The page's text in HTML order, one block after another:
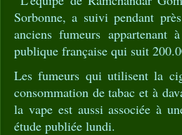
Sorbonne, a suivi pendant
anciens fumeurs appartenant
publique française qui suit
Les fumeurs qui utilisent la
consommation de tabac et à
la vape est aussi associée à
étude publiée lundi.